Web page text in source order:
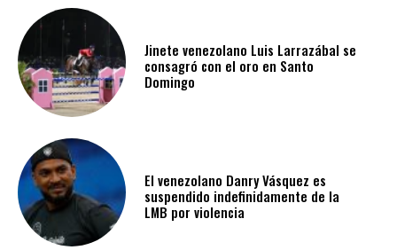
Jinete venezolano Luis Larrazábal se
consagró con el oro en Santo
Domingo
El venezolano Danry Vásquez es
suspendido indefinidamente de la
LMB por violencia